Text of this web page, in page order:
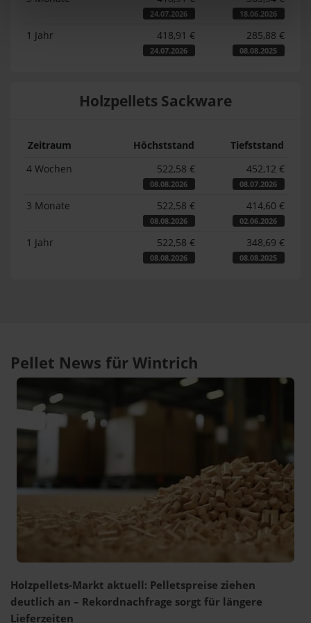
24.07.2026 18.06.2026
1 Jahr 418,91 €
24.07.2026
285,88 €
08.08.2025
Holzpellets Sackware
Zeitraum Höchststand
Tiefststand
4 Wochen
522,58 €
08.08.2026
452,12 €
08.07.2026
3 Monate 522,58 €
08.08.2026
414,60 €
02.06.2026
1 Jahr 522,58 €
08.08.2026
348,69 €
08.08.2025
Pellet News für Wintrich
Holzpellets-Markt aktuell: Pelletspreise ziehen
deutlich an – Rekordnachfrage sorgt für längere
Lieferzeiten